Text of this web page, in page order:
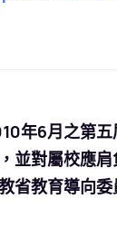
年6月之第
並對屬校應肩
省教育導向